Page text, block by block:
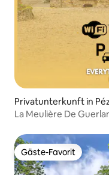
Privatunterkunft in
La Meulière De
Gäste-Favorit
Gäste-Favorit